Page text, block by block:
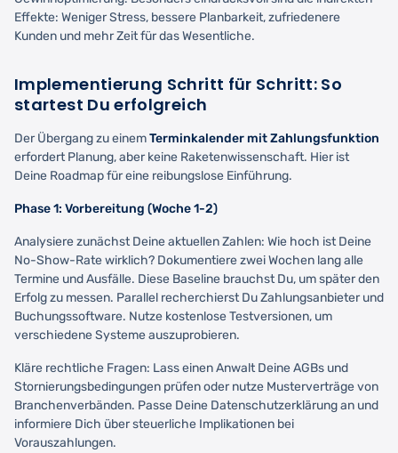
Effekte: Weniger Stress, bessere Planbarkeit, zufriedenere
Kunden und mehr Zeit für das Wesentliche.
Implementierung Schritt für Schritt: So
startest Du erfolgreich
Der Übergang zu einemTerminkalender mit Zahlungsfunktion
erfordert Planung, aber keine Raketenwissenschaft. Hier ist
Deine Roadmap für eine reibungslose Einführung.
Phase 1: Vorbereitung (Woche 1-2)
Analysiere zunächst Deine aktuellen Zahlen: Wie hoch ist Deine
No-Show-Rate wirklich? Dokumentiere zwei Wochen lang alle
Termine und Ausfälle. Diese Baseline brauchst Du, um später den
Erfolg zu messen. Parallel recherchierst Du Zahlungsanbieter und
Buchungssoftware. Nutze kostenlose Testversionen, um
verschiedene Systeme auszuprobieren.
Kläre rechtliche Fragen: Lass einen Anwalt Deine AGBs und
Stornierungsbedingungen prüfen oder nutze Musterverträge von
Branchenverbänden. Passe Deine Datenschutzerklärung an und
informiere Dich über steuerliche Implikationen bei
Vorauszahlungen.